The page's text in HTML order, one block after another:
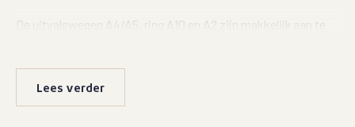
De uitvalswegen A4/A5, ring A10 en A2 zijn makkelijk aan te
Amsterdam, Haarlem of Leiden.
Lees verder